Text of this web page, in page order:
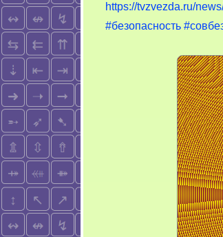
https://tvzvezda.ru/
#безопасность